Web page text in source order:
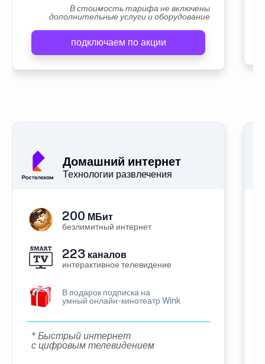
В стоимость тарифа не включены
дополнительные услуги и оборудование
подключаем по акции
Домашний интернет
Технологии развлечения
200 МБит
безлимитный интернет
223 каналов
интерактивное телевидение
В подарок подписка на
умный онлайн-кинотеатр Wink
* Быстрый интернет
с цифровым телевидением